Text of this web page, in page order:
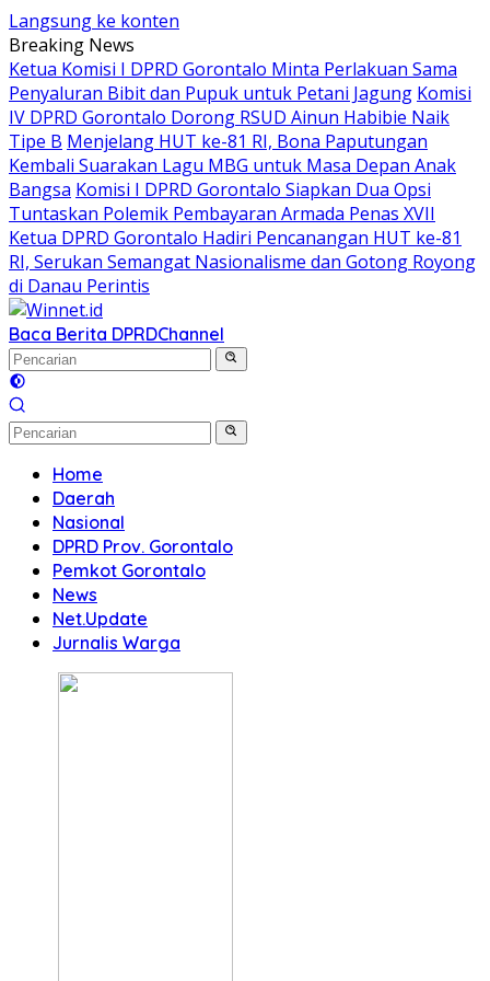
Langsung ke konten
Breaking News
Ketua Komisi I DPRD Gorontalo Minta Perlakuan Sama
Penyaluran Bibit dan Pupuk untuk Petani Jagung Komisi
IV DPRD Gorontalo Dorong RSUD Ainun Habibie Naik
Tipe B Menjelang HUT ke-81 RI, Bona Paputungan
Kembali Suarakan Lagu MBG untuk Masa Depan Anak
Bangsa Komisi I DPRD Gorontalo Siapkan Dua Opsi
Tuntaskan Polemik Pembayaran Armada Penas XVII
Ketua DPRD Gorontalo Hadiri Pencanangan HUT ke-81
RI, Serukan Semangat Nasionalisme dan Gotong Royong
di Danau Perintis
Baca Berita DPRDChannel
Home
Daerah
Nasional
DPRD Prov. Gorontalo
Pemkot Gorontalo
News
Net.Update
Jurnalis Warga